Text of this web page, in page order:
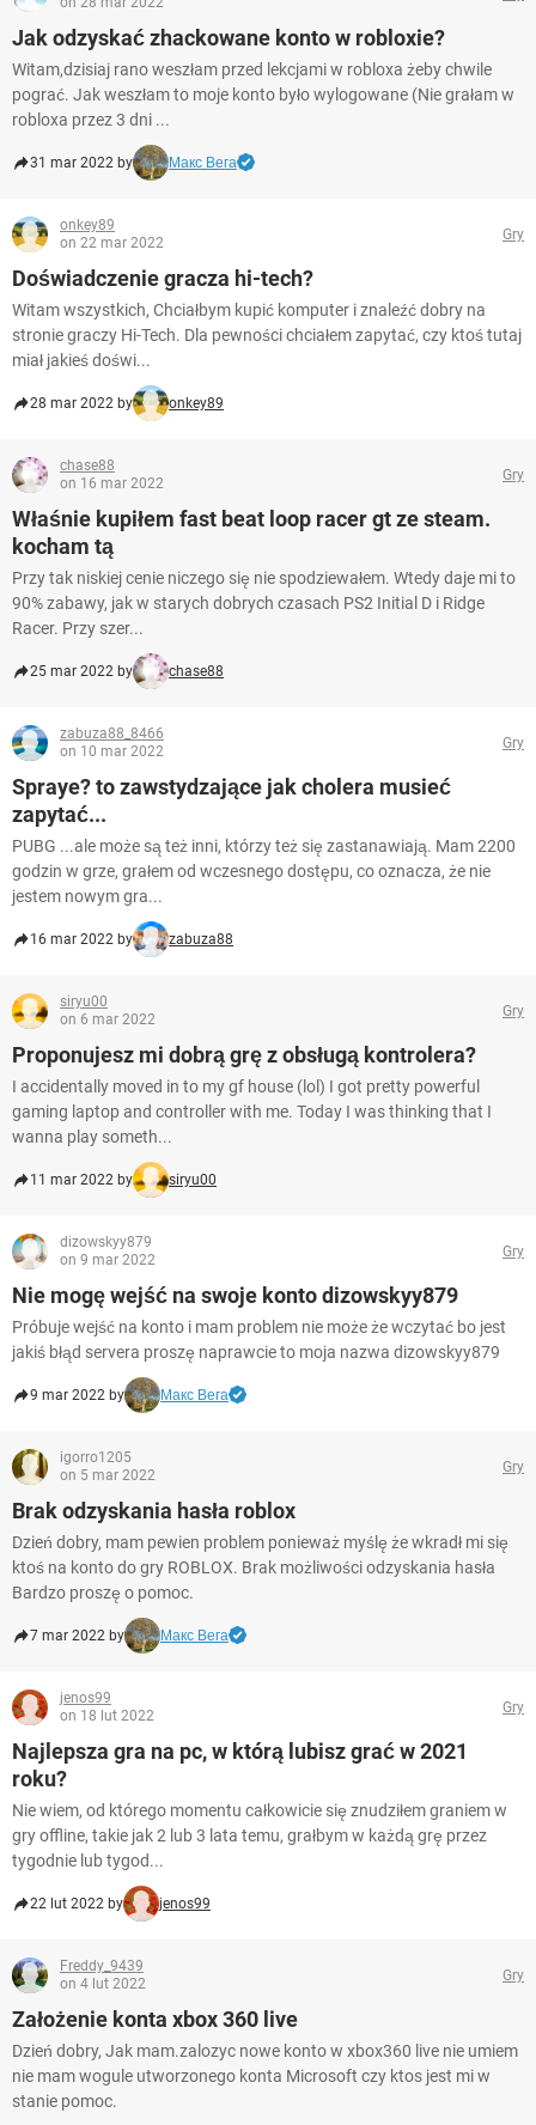
Jak odzyskać zhackowane konto w robloxie?
Witam,dzisiaj rano weszłam przed lekcjami w robloxa żeby chwile
pograć. Jak weszłam to moje konto było wylogowane (Nie grałam w
robloxa przez 3 dni ...
31 mar 2022 by Макс Вега
onkey89
on 22 mar 2022
Gry
Doświadczenie gracza hi-tech?
Witam wszystkich, Chciałbym kupić komputer i znaleźć dobry na
stronie graczy Hi-Tech. Dla pewności chciałem zapytać, czy ktoś tutaj
miał jakieś doświ...
28 mar 2022 by onkey89
chase88
on 16 mar 2022
Gry
Właśnie kupiłem fast beat loop racer gt ze steam.
kocham tą
Przy tak niskiej cenie niczego się nie spodziewałem. Wtedy daje mi to
90% zabawy, jak w starych dobrych czasach PS2 Initial D i Ridge
Racer. Przy szer...
25 mar 2022 by chase88
zabuza88_8466
on 10 mar 2022
Gry
Spraye? to zawstydzające jak cholera musieć
zapytać...
PUBG ...ale może są też inni, którzy też się zastanawiają. Mam 2200
godzin w grze, grałem od wczesnego dostępu, co oznacza, że ​​nie
jestem nowym gra...
16 mar 2022 by zabuza88
siryu00
on 6 mar 2022
Gry
Proponujesz mi dobrą grę z obsługą kontrolera?
I accidentally moved in to my gf house (lol) I got pretty powerful
gaming laptop and controller with me. Today I was thinking that I
wanna play someth...
11 mar 2022 by siryu00
dizowskyy879
on 9 mar 2022
Gry
Nie mogę wejść na swoje konto dizowskyy879
Próbuje wejść na konto i mam problem nie może że wczytać bo jest
jakiś błąd servera proszę naprawcie to moja nazwa dizowskyy879
9 mar 2022 by Макс Вега
igorro1205
on 5 mar 2022
Gry
Brak odzyskania hasła roblox
Dzień dobry, mam pewien problem ponieważ myślę że wkradł mi się
ktoś na konto do gry ROBLOX. Brak możliwości odzyskania hasła
Bardzo proszę o pomoc.
7 mar 2022 by Макс Вега
jenos99
on 18 lut 2022
Gry
Najlepsza gra na pc, w którą lubisz grać w 2021
roku?
Nie wiem, od którego momentu całkowicie się znudziłem graniem w
gry offline, takie jak 2 lub 3 lata temu, grałbym w każdą grę przez
tygodnie lub tygod...
22 lut 2022 by jenos99
Freddy_9439
on 4 lut 2022
Gry
Założenie konta xbox 360 live
Dzień dobry, Jak mam.zalozyc nowe konto w xbox360 live nie umiem
nie mam wogule utworzonego konta Microsoft czy ktos jest mi w
stanie pomoc.